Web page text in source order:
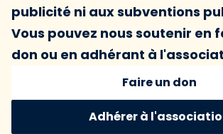
publicité ni aux subventions
Vous pouvez nous soutenir en
don ou en adhérant à
Faire un don
Adhérer à